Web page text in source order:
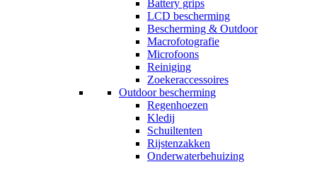
Battery grips
LCD bescherming
Bescherming & Outdoor
Macrofotografie
Microfoons
Reiniging
Zoekeraccessoires
Outdoor bescherming
Regenhoezen
Kledij
Schuiltenten
Rijstenzakken
Onderwaterbehuizing